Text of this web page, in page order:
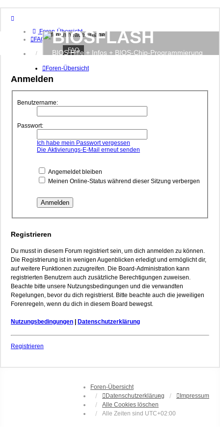
Foren-Übersicht
FAQ
Anmelden
BIOSFLASH
BIOS Hilfe + Infos + BIOS-Chip-Programmierung
FAQ
Foren-Übersicht
Anmelden
Benutzername:
Passwort:
Ich habe mein Passwort vergessen
Die Aktivierungs-E-Mail erneut senden
Angemeldet bleiben
Meinen Online-Status während dieser Sitzung verbergen
Registrieren
Du musst in diesem Forum registriert sein, um dich anmelden zu können.
Die Registrierung ist in wenigen Augenblicken erledigt und ermöglicht dir,
auf weitere Funktionen zuzugreifen. Die Board-Administration kann
registrierten Benutzern auch zusätzliche Berechtigungen zuweisen.
Beachte bitte unsere Nutzungsbedingungen und die verwandten
Regelungen, bevor du dich registrierst. Bitte beachte auch die jeweiligen
Forenregeln, wenn du dich in diesem Board bewegst.
Nutzungsbedingungen Datenschutzerklärung
Registrieren
Foren-Übersicht
Datenschutzerklärung
Impressum
Alle Cookies löschen
Alle Zeiten sind UTC+02:00